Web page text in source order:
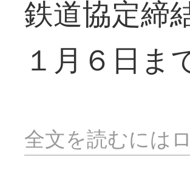
鉄道協定締
１月６日ま
全文を読むには